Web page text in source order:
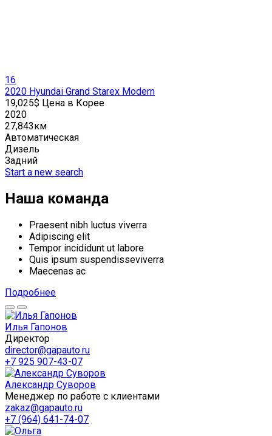
16
2020 Hyundai Grand Starex Modern
19,025$ Цена в Корее
2020
27,843км
Автоматическая
Дизель
Задний
Start a new search
Наша команда
Praesent nibh luctus viverra
Adipiscing elit
Tempor incididunt ut labore
Quis ipsum suspendisseviverra
Maecenas ac
Подробнее
Илья Гапонов
Директор
director@gapauto.ru
+7 925 907-43-07
Александр Суворов
Менеджер по работе с клиентами
zakaz@gapauto.ru
+7 (964) 641-74-07